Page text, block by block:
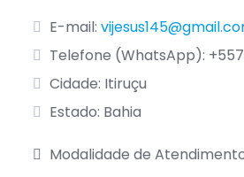
E-mail:
Telefone (WhatsApp):
Cidade: Itiruçu
Estado: Bahia
Modalidade de